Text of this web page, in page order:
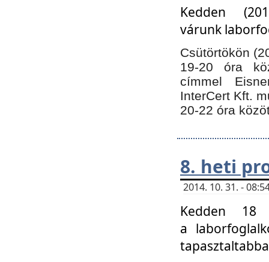
Kedden
várunk
Csütörtökön
19-20 óra
címmel
InterCert Kft.
20-22 óra
8. heti
2014. 10. 31. -
Kedden 18
a